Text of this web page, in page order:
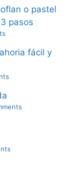
o pastel
pasos
fácil y